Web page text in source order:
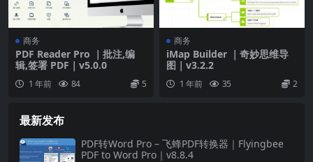
商务
PDF Reader Pro ｜批注,编
辑,签署 PDF｜v5.0.0
1 年前 84 5
商务
iMap Builder ｜奇妙思维导
图｜v3.2.2
1 年前 35 2
最新发布
PDF转Word Pro – 飞蜂PDF转换器｜Flyingbee
PDF to Word Pro｜v8.8.4